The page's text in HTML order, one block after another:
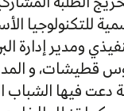
للتكنولوجيا
ومدير إدارة
قطيشات، و
دعت فيها الشباب